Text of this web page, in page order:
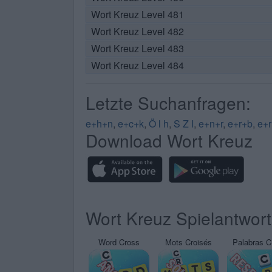
Wort Kreuz Level 481
Wort Kreuz Level 482
Wort Kreuz Level 483
Wort Kreuz Level 484
Letzte Suchanfragen:
e+h+n, e+c+k, Ö l h, S Z I, e+n+r, e+r+b,
Download Wort Kreuz
Wort Kreuz
Word Cross Mots Croisés Palabras